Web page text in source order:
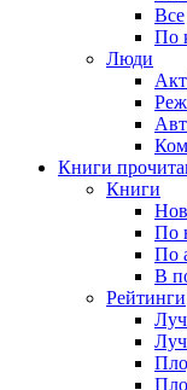
Все
По
Люди
Книги
Книги
По
По
В
Рейтинги